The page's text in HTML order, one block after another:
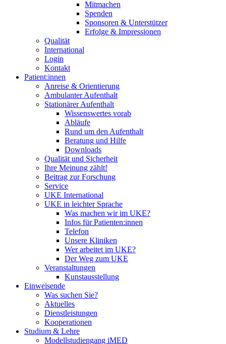
Mitmachen
Spenden
Sponsoren & Unterstützer
Erfolge & Impressionen
Qualität
International
Login
Kontakt
Patient:innen
Anreise & Orientierung
Ambulanter Aufenthalt
Stationärer Aufenthalt
Wissenswertes vorab
Abläufe
Rund um den Aufenthalt
Beratung und Hilfe
Downloads
Qualität und Sicherheit
Ihre Meinung zählt!
Beitrag zur Forschung
Service
UKE International
UKE in leichter Sprache
Was machen wir im UKE?
Infos für Patienten:innen
Telefon
Unsere Kliniken
Wer arbeitet im UKE?
Der Weg zum UKE
Veranstaltungen
Kunstausstellung
Einweisende
Was suchen Sie?
Aktuelles
Dienstleistungen
Kooperationen
Studium & Lehre
Modellstudiengang iMED